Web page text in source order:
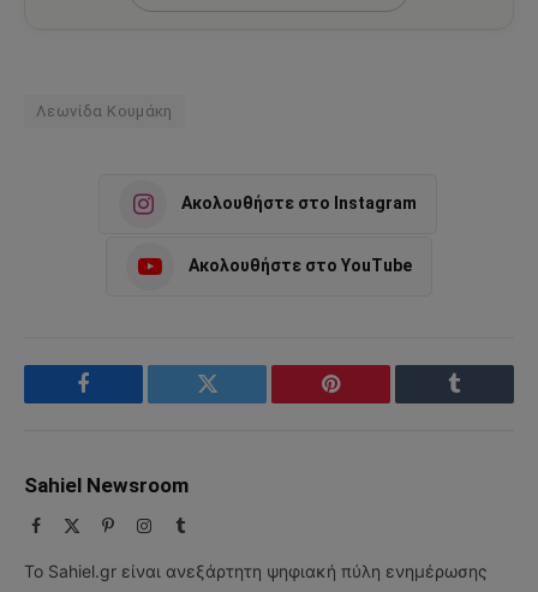
Λεωνίδα Κουμάκη
Ακολουθήστε στο Instagram
Ακολουθήστε στο YouTube
Facebook Twitter Pinterest Tumblr
Sahiel Newsroom
Facebook PinterestInstagram
Tumblr
Το Sahiel.gr είναι ανεξάρτητη ψηφιακή πύλη ενημέρωσης